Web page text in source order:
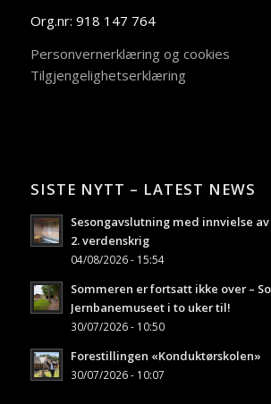
Org.nr: 918 147 764
Personvernerklæring og cookies
Tilgjengelighetserklæring
SISTE NYTT – LATEST NEWS
Sesongavslutning med innvielse
2. verdenskrig
04/08/2026 - 15:54
Sommeren er fortsatt ikke over –
Jernbanemuseet i to uker til!
30/07/2026 - 10:50
Forestillingen «Konduktørskolen»
30/07/2026 - 10:07